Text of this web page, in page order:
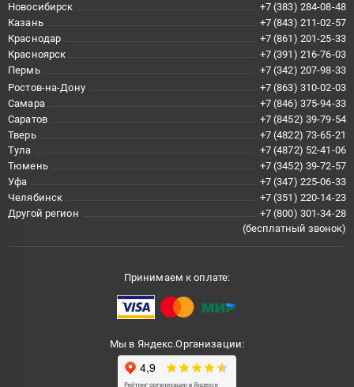
Новосибирск
+7 (383) 284-08-48
Казань
+7 (843) 211-02-57
Краснодар
+7 (861) 201-25-33
Красноярск
+7 (391) 216-76-03
Пермь
+7 (342) 207-98-33
Ростов-на-Дону
+7 (863) 310-02-03
Самара
+7 (846) 375-94-33
Саратов
+7 (8452) 39-79-54
Тверь
+7 (4822) 73-65-21
Тула
+7 (4872) 52-41-06
Тюмень
+7 (3452) 39-72-57
Уфа
+7 (347) 225-06-33
Челябинск
+7 (351) 220-14-23
Другой регион
+7 (800) 301-34-28
(бесплатный звонок)
Принимаем к оплате:
Мы в Яндекс.Организации: